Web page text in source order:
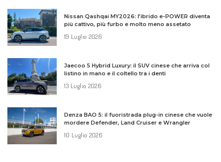
Nissan Qashqai MY2026: l’ibrido e-POWER diventa
più cattivo, più furbo e molto meno assetato
19 Luglio 2026
Jaecoo 5 Hybrid Luxury: il SUV cinese che arriva col
listino in mano e il coltello tra i denti
13 Luglio 2026
Denza BAO 5: il fuoristrada plug-in cinese che vuole
mordere Defender, Land Cruiser e Wrangler
10 Luglio 2026